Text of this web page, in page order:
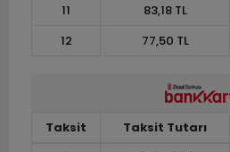
11
83,18 TL
12
77,50 TL
Taksit Taksit Tutarı